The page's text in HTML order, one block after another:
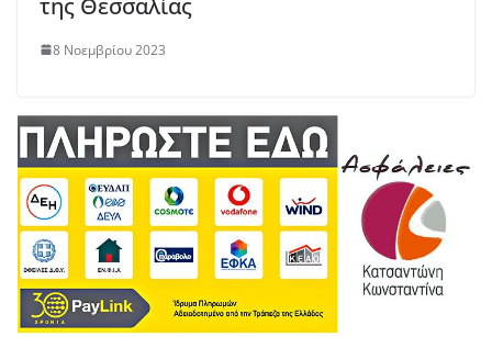
8 Νοεμβρίου 2023